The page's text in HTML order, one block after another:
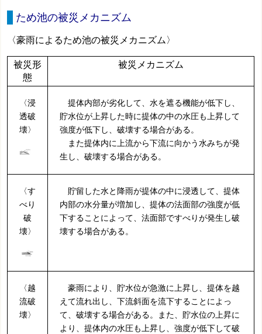
ため池の被災メカニズム
〈豪雨によるため池の被災メカニズム〉
被災形
態
被災メカニズム
〈浸
透破
壊〉
提体内部が劣化して、水を遮る機能が低下し、
貯水位が上昇した時に提体の中の水圧も上昇して
強度が低下し、破壊する場合がある。
また提体内に上流から下流に向かう水みちが発
生し、破壊する場合がある。
〈す
べり
破
壊〉
貯留した水と降雨が提体の中に浸透して、提体
内部の水分量が増加し、提体の法面部の強度が低
下することによって、法面部ですべりが発生し破
壊する場合がある。
〈越
流破
壊〉
豪雨により、貯水位が急激に上昇し、提体を越
えて流れ出し、下流斜面を流下することによっ
て、破壊する場合がある。また、貯水位の上昇に
より、提体内の水圧も上昇し、強度が低下して破